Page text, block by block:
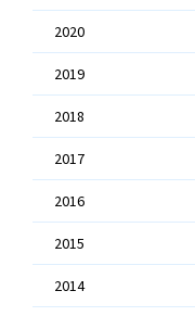
2020
2019
2018
2017
2016
2015
2014